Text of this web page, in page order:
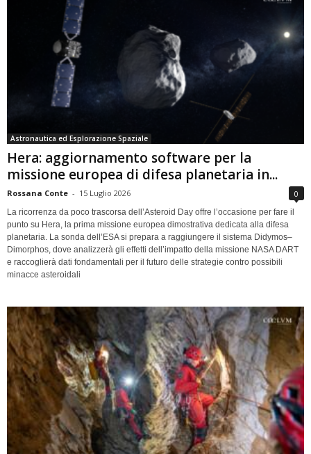
Astronautica ed Esplorazione Spaziale
Hera: aggiornamento software per la
missione europea di difesa planetaria in...
Rossana Conte - 15 Luglio 2026 0
La ricorrenza da poco trascorsa dell’Asteroid Day offre l’occasione per fare il
punto su Hera, la prima missione europea dimostrativa dedicata alla difesa
planetaria. La sonda dell’ESA si prepara a raggiungere il sistema Didymos–
Dimorphos, dove analizzerà gli effetti dell’impatto della missione NASA DART
e raccoglierà dati fondamentali per il futuro delle strategie contro possibili
minacce asteroidali